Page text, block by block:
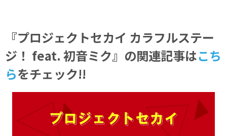
『プロジェクトセカイ カラフルステー
ジ！ feat. 初音ミク』の関連記事はこち
らをチェック!!